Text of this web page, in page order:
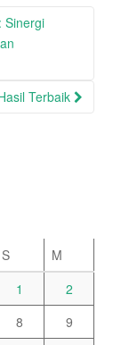
Sinergi
Terbaik
S
M
1
2
8
9